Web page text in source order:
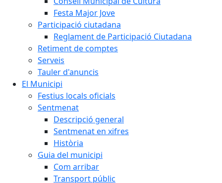
Festa Major Jove
Participació ciutadana
Reglament de Participació Ciutadana
Retiment de comptes
Serveis
Tauler d'anuncis
El Municipi
Festius locals oficials
Sentmenat
Descripció general
Sentmenat en xifres
Història
Guia del municipi
Com arribar
Transport públic